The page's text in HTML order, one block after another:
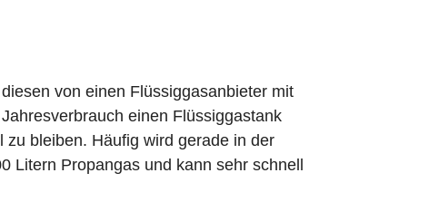
von einen Flüssiggasanbieter mit
einen Flüssiggastank
zu bleiben. Häufig wird gerade in der
Litern Propangas und kann sehr schnell